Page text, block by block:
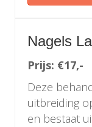
Nagels
Prijs: €17,-
Deze
uitbreiding
en bestaat